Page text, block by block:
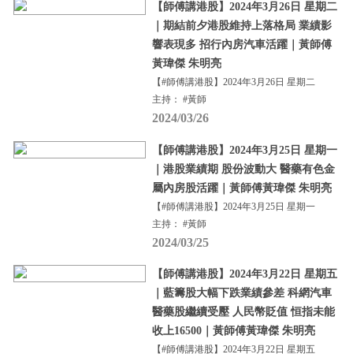
【師傅講港股】2024年3月26日 星期二
｜期結前夕港股維持上落格局 業績影
響表現多 招行內房汽車活躍｜黃師傅
黃瑋傑 朱明亮
【#師傅講港股】2024年3月26日 星期二
主持： #黃師
2024/03/26
【師傅講港股】2024年3月25日 星期一
｜港股業績期 股份波動大 醫藥有色金
屬內房股活躍｜黃師傅黃瑋傑 朱明亮
【#師傅講港股】2024年3月25日 星期一
主持： #黃師
2024/03/25
【師傅講港股】2024年3月22日 星期五
｜藍籌股大幅下跌業績參差 科網汽車
醫藥股繼續受壓 人民幣貶值 恒指未能
收上16500｜黃師傅黃瑋傑 朱明亮
【#師傅講港股】2024年3月22日 星期五